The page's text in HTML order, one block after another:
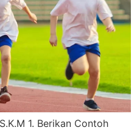
1. Berikan Contoh